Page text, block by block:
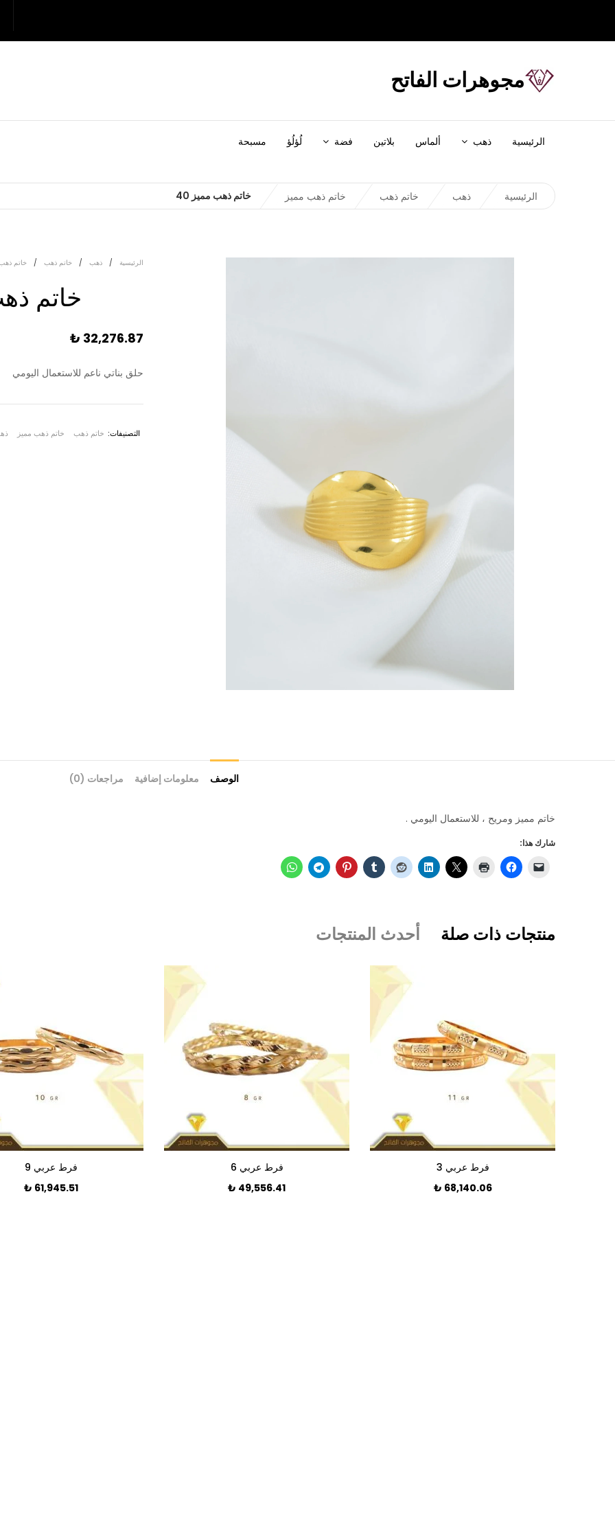
مجوهرات الفاتح
الرئيسية ذهب ألماس بلاتين فضة لُؤلُؤ مسبحة
الرئيسية ذهب خاتم ذهب خاتم ذهب مميز خاتم ذهب مميز 40
الرئيسية / ذهب / خاتم ذهب / خاتم
خاتم
₺ 32,276.87
حلق بناتي ناعم للاستعمال اليومي
التصنيفات: خاتم ذهب خاتم ذهب مميز
الوصف معلومات إضافية مراجعات (0)
خاتم مميز ومريح ، للاستعمال اليومي .
شارك هذا:
منتجات ذات صلة أحدث المنتجات
فرط عربي 9
₺ 61,945.51
فرط عربي 6
₺ 49,556.41
فرط عربي 3
₺ 68,140.06